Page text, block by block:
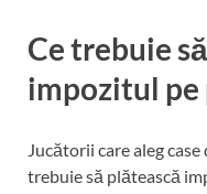
Ce trebuie
impozitul
Jucătorii care aleg
trebuie să plătească